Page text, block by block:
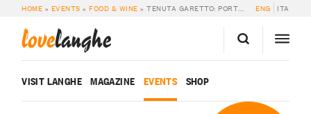
HOME » EVENTS »FOOD & WINE »TENUTA GARETTO: PORTE APERTE IN CANTINA PER LA FIERA DEL TARTUFO ENG ITA
lovelanghe
VISIT LANGHE MAGAZINE EVENTS SHOP